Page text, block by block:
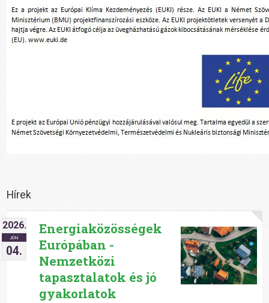
Hírek
2026.
JÚN
04.
Energiaközösségek
Európában -
Nemzetközi
tapasztalatok és jó
gyakorlatok